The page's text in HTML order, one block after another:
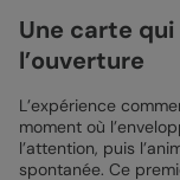
Une carte
l’ouverture
L’expérience
moment où
l’attention, puis
spontanée. Ce